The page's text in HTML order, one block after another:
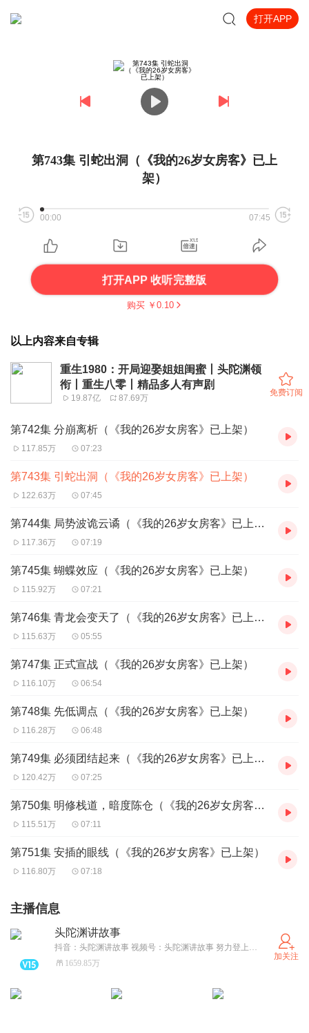
打开APP
第743集 引蛇出洞（《我的26岁女房客》已上
架）
00:00 07:45
打开APP 收听完整版
购买 ￥ 0.10
以上内容来自专辑
重生1980：开局迎娶姐姐闺蜜丨头陀渊领
衔丨重生八零丨精品多人有声剧
19.87亿 87.69万
免费订阅
第742集 分崩离析（《我的26岁女房客》已上架）
117.85万 07:23
第743集 引蛇出洞（《我的26岁女房客》已上架）
122.63万 07:45
第744集 局势波诡云谲（《我的26岁女房客》已上架）
117.36万 07:19
第745集 蝴蝶效应（《我的26岁女房客》已上架）
115.92万 07:21
第746集 青龙会变天了（《我的26岁女房客》已上架）
115.63万 05:55
第747集 正式宣战（《我的26岁女房客》已上架）
116.10万 06:54
第748集 先低调点（《我的26岁女房客》已上架）
116.28万 06:48
第749集 必须团结起来（《我的26岁女房客》已上架）
120.42万 07:25
第750集 明修栈道，暗度陈仓（《我的26岁女房客》）
115.51万 07:11
第751集 安插的眼线（《我的26岁女房客》已上架）
116.80万 07:18
主播信息
头陀渊讲故事
抖音：头陀渊讲故事 视频号：头陀渊讲故事 努力登上人生的喜马拉雅！
1659.85万
加关注